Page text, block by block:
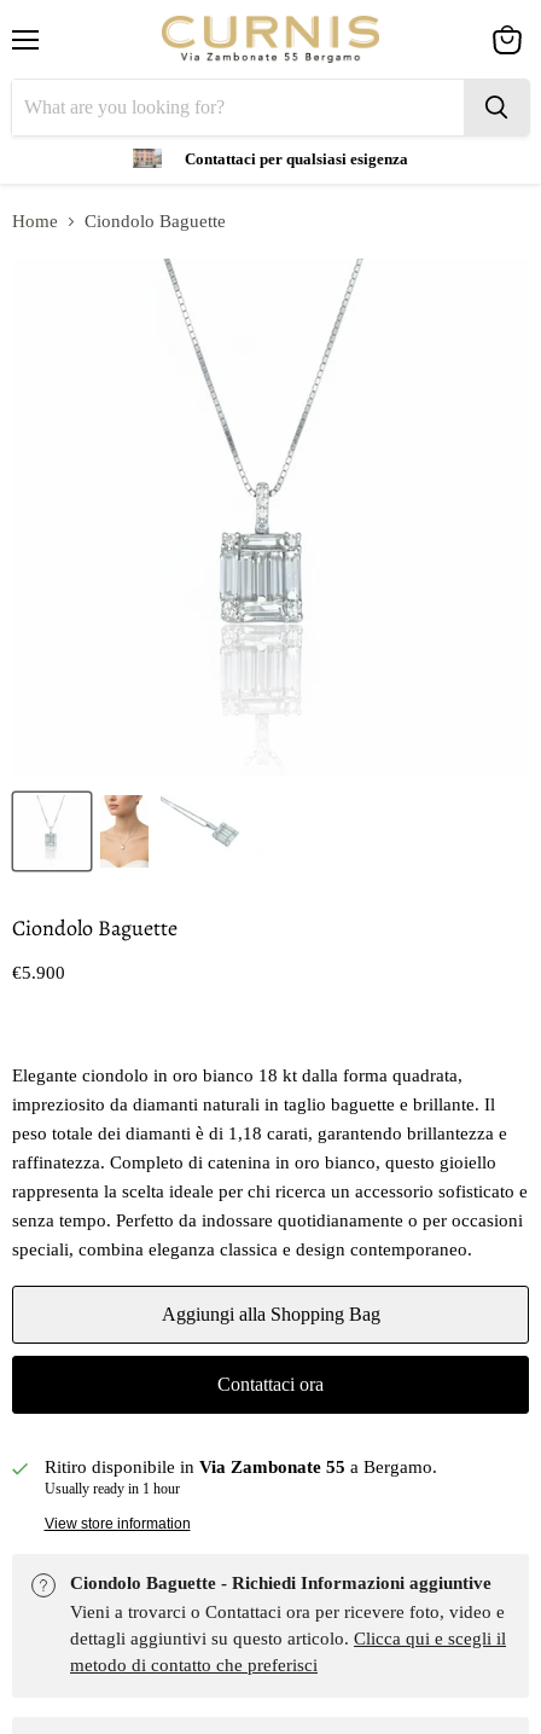
Contattaci per qualsiasi esigenza
cart
Home Ciondolo Baguette
Ciondolo Baguette
Prezzo oggi
€5.900
Elegante ciondolo in oro bianco 18 kt dalla forma quadrata,
impreziosito da diamanti naturali in taglio baguette e brillante. Il
peso totale dei diamanti è di 1,18 carati, garantendo brillantezza e
raffinatezza. Completo di catenina in oro bianco, questo gioiello
rappresenta la scelta ideale per chi ricerca un accessorio sofisticato e
senza tempo. Perfetto da indossare quotidianamente o per occasioni
speciali, combina eleganza classica e design contemporaneo.
Aggiungi alla Shopping Bag
Contattaci ora
Ritiro disponibile in Via Zambonate 55 a Bergamo.
Usually ready in 1 hour
View store information
Ciondolo Baguette - Richiedi Informazioni aggiuntive
Vieni a trovarci o Contattaci ora per ricevere foto, video e
dettagli aggiuntivi su questo articolo. Clicca qui e scegli il
metodo di contatto che preferisci